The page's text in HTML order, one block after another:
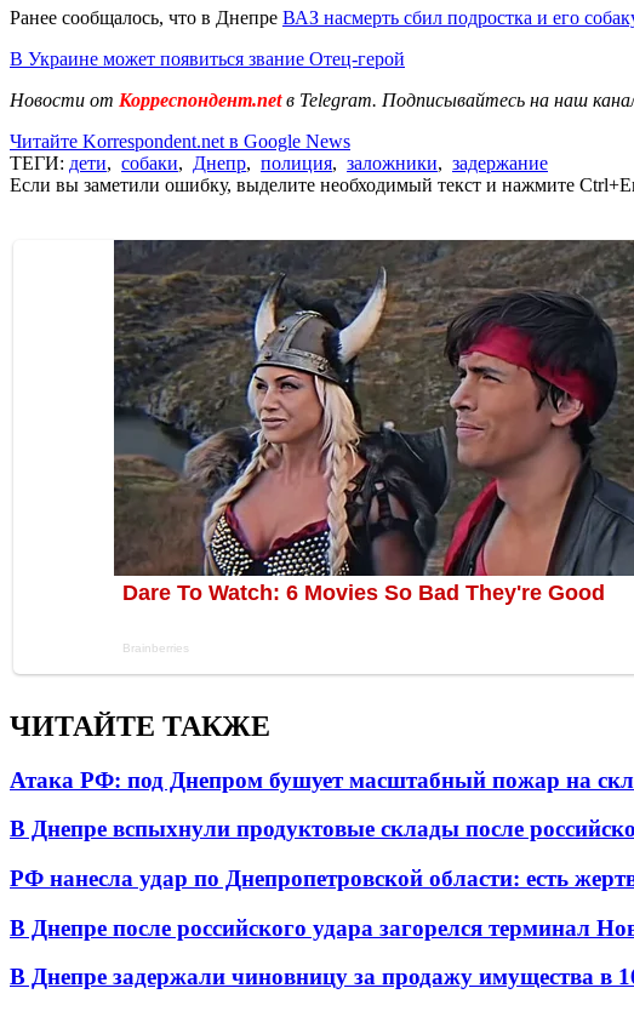
Ранее сообщалось, что в Днепре ВАЗ насмерть сбил подростка и его
В Украине может появиться звание Отец-герой
Новости от Корреспондент.netв Telegram. Подписывайтесь на наш
Читайте Korrespondent.net в Google News
ТЕГИ: дети, собаки, Днепр, полиция, заложники, задержание
Если вы заметили ошибку, выделите необходимый текст и нажмите
ЧИТАЙТЕ ТАКЖЕ
Атака РФ: под Днепром бушует масштабный пожар на
В Днепре вспыхнули продуктовые склады после
РФ нанесла удар по Днепропетровской области: есть
В Днепре после российского удара загорелся терминал
В Днепре задержали чиновницу за продажу имущества в